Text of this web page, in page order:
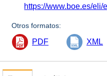
https://www.boe.es/eli/
Otros formatos:
PDF XML